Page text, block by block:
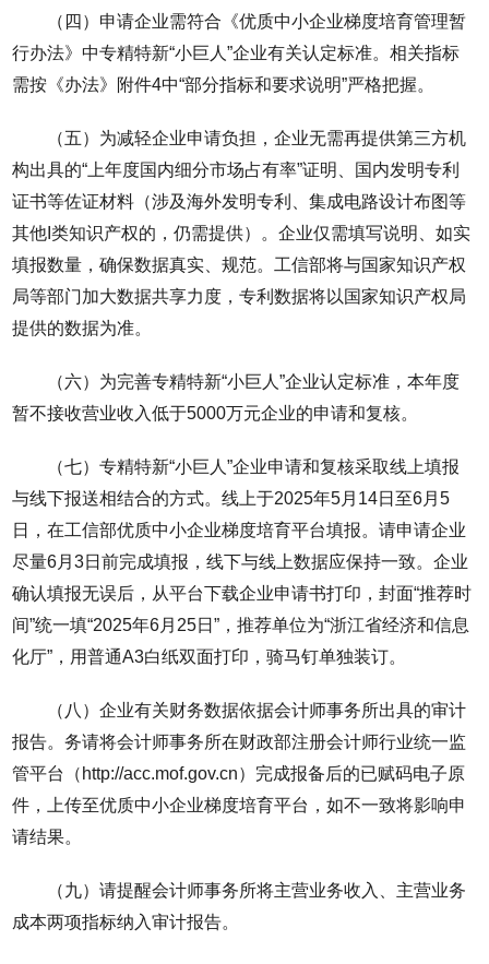
（四）申请企业需符合《优质中小企业梯度培育管理暂
行办法》中专精特新“小巨人”企业有关认定标准。相关指标
需按《办法》附件4中“部分指标和要求说明”严格把握。
（五）为减轻企业申请负担，企业无需再提供第三方机
构出具的“上年度国内细分市场占有率”证明、国内发明专利
证书等佐证材料（涉及海外发明专利、集成电路设计布图等
其他I类知识产权的，仍需提供）。企业仅需填写说明、如实
填报数量，确保数据真实、规范。工信部将与国家知识产权
局等部门加大数据共享力度，专利数据将以国家知识产权局
提供的数据为准。
（六）为完善专精特新“小巨人”企业认定标准，本年度
暂不接收营业收入低于5000万元企业的申请和复核。
（七）专精特新“小巨人”企业申请和复核采取线上填报
与线下报送相结合的方式。线上于2025年5月14日至6月5
日，在工信部优质中小企业梯度培育平台填报。请申请企业
尽量6月3日前完成填报，线下与线上数据应保持一致。企业
确认填报无误后，从平台下载企业申请书打印，封面“推荐时
间”统一填“2025年6月25日”，推荐单位为“浙江省经济和信息
化厅”，用普通A3白纸双面打印，骑马钉单独装订。
（八）企业有关财务数据依据会计师事务所出具的审计
报告。务请将会计师事务所在财政部注册会计师行业统一监
管平台（http://acc.mof.gov.cn）完成报备后的已赋码电子原
件，上传至优质中小企业梯度培育平台，如不一致将影响申
请结果。
（九）请提醒会计师事务所将主营业务收入、主营业务
成本两项指标纳入审计报告。